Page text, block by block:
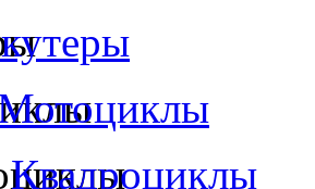
Квадроциклы